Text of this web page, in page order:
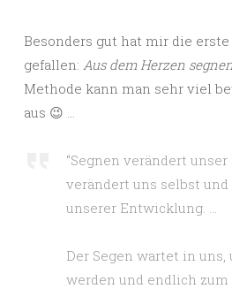
Besonders gut hat mir die
gefallen: Aus dem Herzen
Methode kann man sehr viel
aus 😉 …
“Segnen verändert unser
verändert uns selbst
unserer Entwicklung. …
Der Segen wartet in uns,
werden und endlich